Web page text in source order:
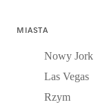
MIASTA
Nowy Jork
Las Vegas
Rzym